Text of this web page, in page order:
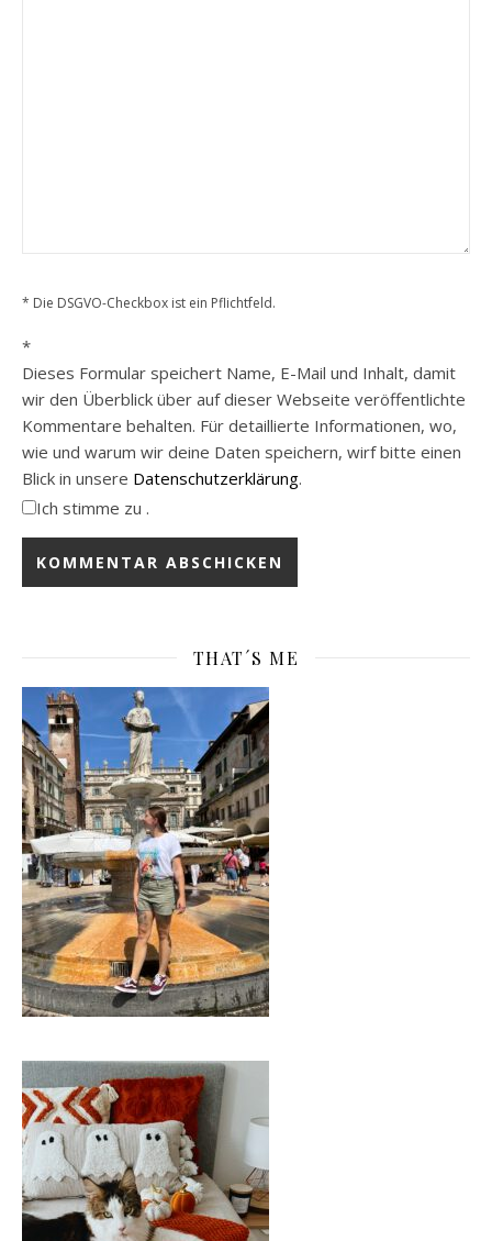
* Die DSGVO-Checkbox ist ein Pflichtfeld.
*
Dieses Formular speichert Name, E-Mail und Inhalt, damit
wir den Überblick über auf dieser Webseite veröffentlichte
Kommentare behalten. Für detaillierte Informationen, wo,
wie und warum wir deine Daten speichern, wirf bitte einen
Blick in unsere Datenschutzerklärung.
Ich stimme zu .
THAT´S ME